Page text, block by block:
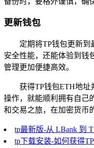
更新钱包
定期将TP钱包更新
安全性能，还能体验到钱
管理更加便捷高效。
获得TP钱包ETH地址
操作，就能顺利拥有自己
和交易之旅，在加密货币
tp最新版-从 LBank 到
tp下载安装-如何获得